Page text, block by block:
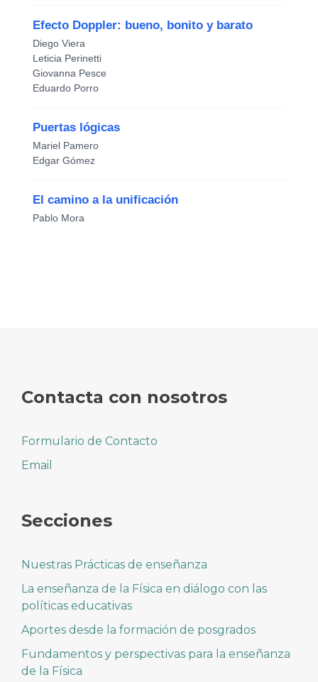
Efecto Doppler: bueno, bonito y barato
Diego Viera
Leticia Perinetti
Giovanna Pesce
Eduardo Porro
Puertas lógicas
Mariel Pamero
Edgar Gómez
El camino a la unificación
Pablo Mora
Contacta con nosotros
Formulario de Contacto
Email
Secciones
Nuestras Prácticas de enseñanza
La enseñanza de la Física en diálogo con las
políticas educativas
Aportes desde la formación de posgrados
Fundamentos y perspectivas para la enseñanza
de la Física